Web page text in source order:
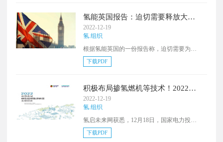
会。据估计，绿氢投资可使非洲大陆的碳排
放减少40%，每年可替代约5亿吨二氧化碳。
氢能英国报告：迫切需要释放大规
模的储氢投资
2022-12-19
氢.组织
根据氢能英国的一份报告称，迫切需要为
3.4TWh的大规模储氢释放基础设施投资。
下载PDF
积极布局掺氢燃机等技术！2022中
国县域绿色低碳能源转型发展报告
发布
2022-12-19
氢.组织
氢启未来网获悉，12月18日，国家电力投资
集团有限公司与西门子能源股份公司在第九
届国际清洁能源论坛大会暨零碳岛论坛上联
下载PDF